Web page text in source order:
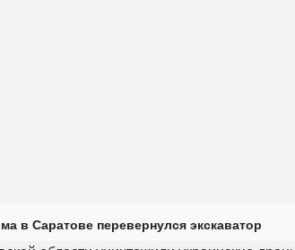
в Саратове перевернулся экскаватор